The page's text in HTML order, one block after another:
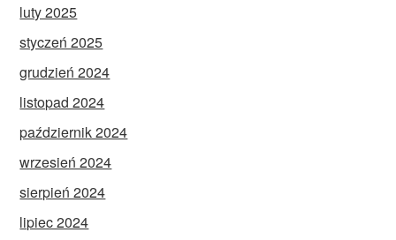
luty 2025
styczeń 2025
grudzień 2024
listopad 2024
październik 2024
wrzesień 2024
sierpień 2024
lipiec 2024